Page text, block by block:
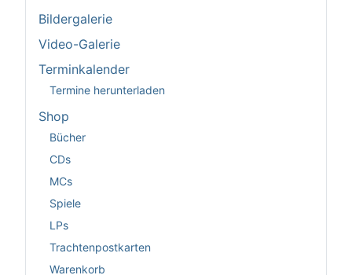
Bildergalerie
Video-Galerie
Terminkalender
Termine herunterladen
Shop
Bücher
CDs
MCs
Spiele
LPs
Trachtenpostkarten
Warenkorb